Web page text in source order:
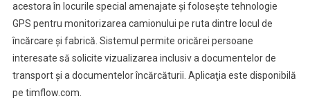
acestora în locurile special amenajate şi foloseşte tehnologie
GPS pentru monitorizarea camionului pe ruta dintre locul de
încărcare şi fabrică. Sistemul permite oricărei persoane
interesate să solicite vizualizarea inclusiv a documentelor de
transport şi a documentelor încărcăturii. Aplicaţia este disponibilă
pe timflow.com.